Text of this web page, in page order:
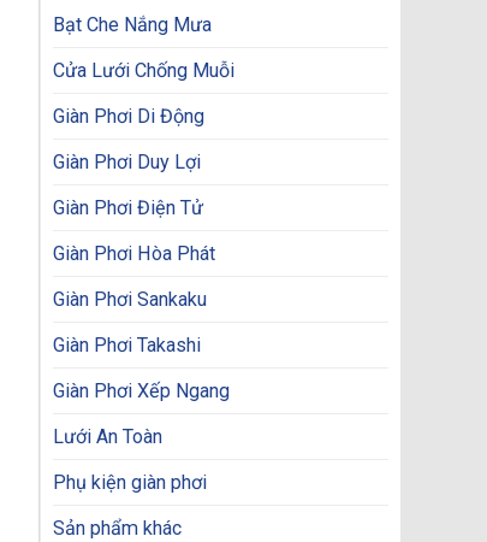
Bạt Che Nắng Mưa
Cửa Lưới Chống Muỗi
Giàn Phơi Di Động
Giàn Phơi Duy Lợi
Giàn Phơi Điện Tử
Giàn Phơi Hòa Phát
Giàn Phơi Sankaku
Giàn Phơi Takashi
Giàn Phơi Xếp Ngang
Lưới An Toàn
Phụ kiện giàn phơi
Sản phẩm khác